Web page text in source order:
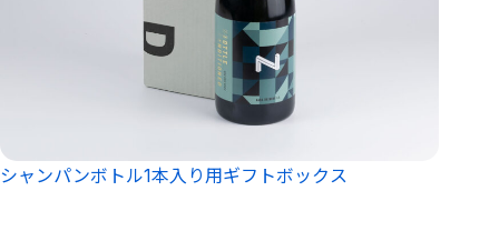
シャンパンボトル1本入り用ギフトボックス